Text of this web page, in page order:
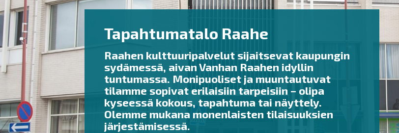
Tapahtumatalo Raahe
Raahen kulttuuripalvelut sijaitsevat kaupungin
sydämessä, aivan Vanhan Raahen idyllin
tuntumassa. Monipuoliset ja muuntautuvat
tilamme sopivat erilaisiin tarpeisiin – olipa
kyseessä kokous, tapahtuma tai näyttely.
Olemme mukana monenlaisten tilaisuuksien
järjestämisessä.